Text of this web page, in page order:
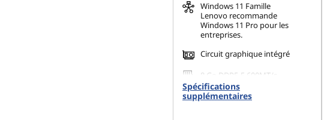
Windows 11 Famille
Lenovo recommande
Windows 11 Pro pour les
entreprises.
Circuit graphique intégré
8 Go DDR5-5 600MT/s
(UDIMM)
256 Go SSD M.2 2280 PCIe
Spécifications
supplémentaires